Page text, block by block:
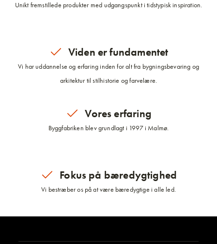
Unikt fremstillede produkter med udgangspunkt i tidstypisk inspiration.
Viden er fundamentet
Vi har uddannelse og erfaring inden for alt fra bygningsbevaring og
arkitektur til stilhistorie og farvelære.
Vores erfaring
Byggfabriken blev grundlagt i 1997 i Malmø.
Fokus på bæredygtighed
Vi bestræber os på at være bæredygtige i alle led.